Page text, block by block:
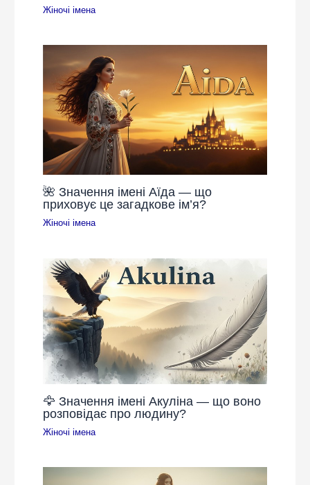
Жіночі імена
🌺 Значення імені Аїда — що
приховує це загадкове ім’я?
Жіночі імена
🦅 Значення імені Акуліна — що воно
розповідає про людину?
Жіночі імена